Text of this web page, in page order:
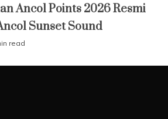
Ancol Points 2026 Resmi
Sunset Sound
read